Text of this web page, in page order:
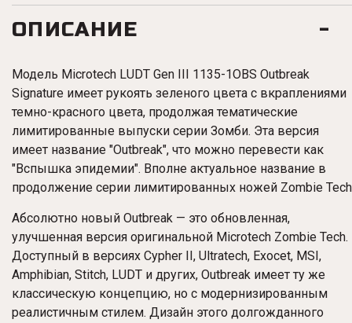
ОПИСАНИЕ
Модель Microtech LUDT Gen III 1135-1OBS Outbreak
Signature имеет рукоять зеленого цвета с вкраплениями
темно-красного цвета, продолжая тематические
лимитированные выпуски серии Зомби. Эта версия
имеет название "Outbreak", что можно перевести как
"Вспышка эпидемии". Вполне актуальное название в
продолжение серии лимитированных ножей Zombie Tech
Абсолютно новый Outbreak — это обновленная,
улучшенная версия оригинальной Microtech Zombie Tech.
Доступный в версиях Cypher II, Ultratech, Exocet, MSI,
Amphibian, Stitch, LUDT и других, Outbreak имеет ту же
классическую концепцию, но с модернизированным
реалистичным стилем. Дизайн этого долгожданного